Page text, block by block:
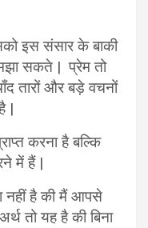
इस संसार के बाकी
सकते | प्रेम तो
तारों और बड़े वचनों
|
करना है बल्कि
में हैं |
नहीं है की मैं आपसे
तो यह है की बिना